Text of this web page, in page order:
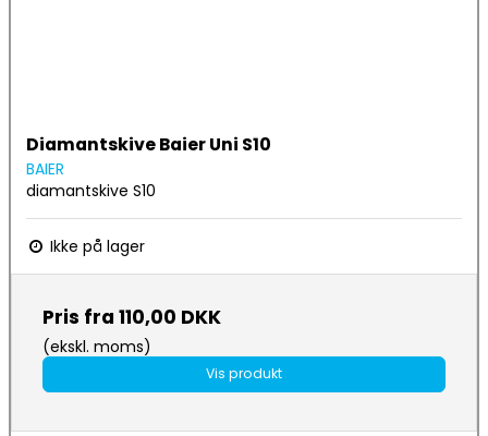
Diamantskive Baier Uni S10
BAIER
diamantskive S10
Ikke på lager
Pris fra 110,00 DKK
(ekskl. moms)
Vis produkt